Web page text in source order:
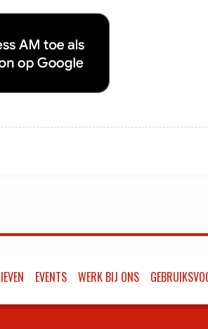
EVENTS WERK BIJ ONS